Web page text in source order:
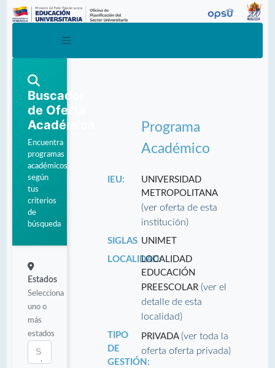
Buscador
de Oferta
Académica
Encuentra
programas
académicos
según
tus
criterios
de
búsqueda
Estados
Selecciona
uno o
más
estados
Programa
Académico
IEU:
UNIVERSIDAD
METROPOLITANA
(ver oferta de esta
institución)
SIGLAS UNIMET
LOCALIDAD:LOCALIDAD
EDUCACIÓN
PREESCOLAR(ver el
detalle de esta
localidad)
TIPO
DE
GESTIÓN:
PRIVADA(ver toda la
oferta oferta privada)